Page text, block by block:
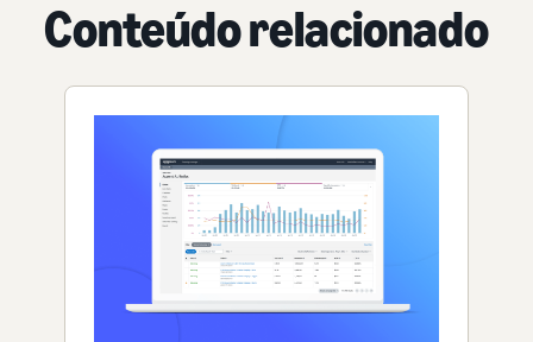
Conteúdo relacionado